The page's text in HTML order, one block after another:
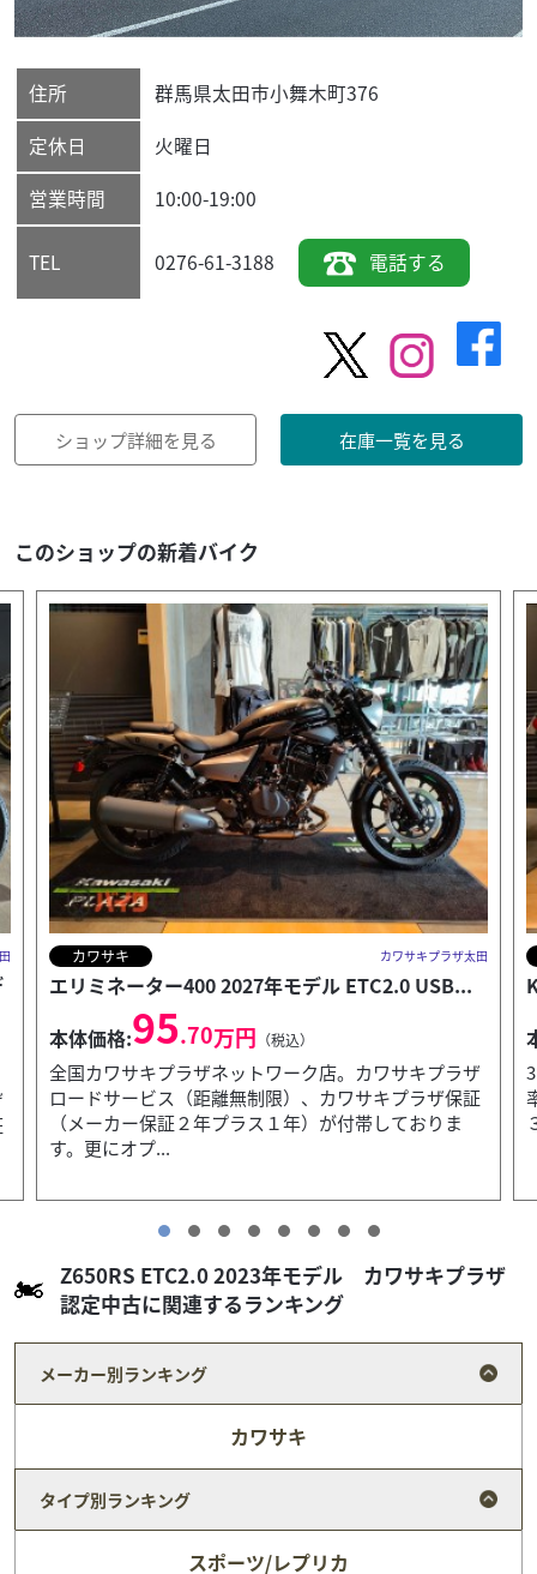
住所 群馬県太田市小舞木町376
定休日
火曜日
営業時間
10:00-19:00
TEL 0276-61-3188 電話する
ショップ詳細を見る 在庫一覧を見る
このショップの新着バイク
カワサキ カワサキプラザ太田
KLX230シェルパS 2026年モデル レンタルアップ
本体価格:55.00万円 （税込）
3ヵ月保証付 400㏄以下の新車、ロードモデルは実質年
率2.2％キャンペーン中！その他3.9％ 中古車は納車後
３ヶ月の保証付きです。メーカー保証が残っ...
Z650RS ETC2.0 2023年モデル カワサキプラザ
認定中古に関連するランキング
メーカー別ランキング
カワサキ
タイプ別ランキング
スポーツ/レプリカ